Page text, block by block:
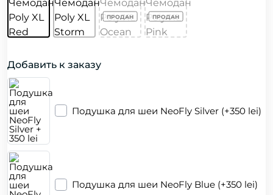
Добавить к заказу
Подушка для шеи NeoFly Silver (+350 lei)
Подушка для шеи NeoFly Blue (+350 lei)